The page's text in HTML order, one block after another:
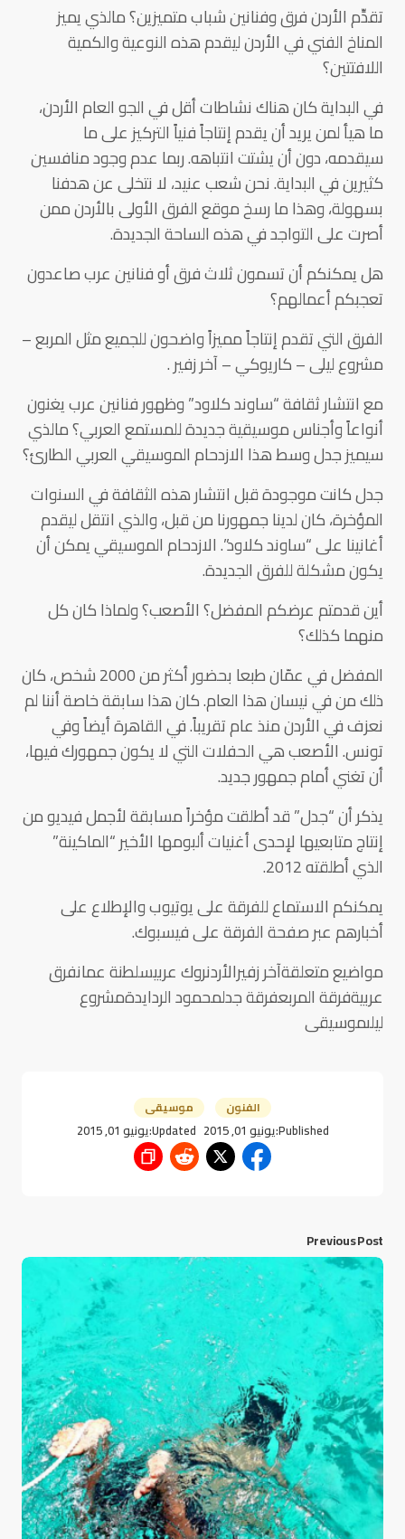
تقدِّم الأردن فرق وفنانين شباب متميزين؟ مالذي يميز
المناخ الفني في الأردن ليقدم هذه النوعية والكمية
اللافتتين؟
في البداية كان هناك نشاطات أقل في الجو العام الأردن،
ما هيأ لمن يريد أن يقدم إنتاجاً فنياً التركيز على ما
سيقدمه، دون أن يشتت انتباهه. ربما عدم وجود منافسين
كثيرين في البداية. نحن شعب عنيد، لا نتخلى عن هدفنا
بسهولة، وهذا ما رسخ موقع الفرق الأولى بالأردن ممن
أصرت على التواجد في هذه الساحة الجديدة.
هل يمكنكم أن تسمون ثلاث فرق أو فنانين عرب صاعدون
تعجبكم أعمالهم؟
الفرق التي تقدم إنتاجاً مميزاً واضحون للجميع مثل المربع –
مشروع ليلى – كاريوكي – آخر زفير .
مع انتشار ثقافة “ساوند كلاود” وظهور فنانين عرب يغنون
أنواعاً وأجناس موسيقية جديدة للمستمع العربي؟ مالذي
سيميز جدل وسط هذا الازدحام الموسيقي العربي الطارئ؟
جدل كانت موجودة قبل انتشار هذه الثقافة في السنوات
المؤخرة، كان لدينا جمهورنا من قبل، والذي انتقل ليقدم
أغانينا على “ساوند كلاود”. الازدحام الموسيقي يمكن أن
يكون مشكلة للفرق الجديدة.
أين قدمتم عرضكم المفضل؟ الأصعب؟ ولماذا كان كل
منهما كذلك؟
المفضل في عمّان طبعا بحضور أكثر من 2000 شخص، كان
ذلك من في نيسان هذا العام. كان هذا سابقة خاصة أننا لم
نعزف في الأردن منذ عام تقريباً. في القاهرة أيضاً وفي
تونس. الأصعب هي الحفلات التي لا يكون جمهورك فيها،
أن تغني أمام جمهور جديد.
يذكر أن “جدل” قد أطلقت مؤخراً مسابقة لأجمل فيديو من
إنتاج متابعيها لإحدى أغنيات ألبومها الأخير “الماكينة”
الذي أطلقته 2012.
يمكنكم الاستماع للفرقة على يوتيوب والإطلاع على
أخبارهم عبر صفحة الفرقة على فيسبوك.
مواضيع متعلقةآخر زفيرالأردنروك عربيسلطنة عمانفرق
عربيةفرقة المربعفرقة جدلمحمود الردايدةمشروع
ليلىموسيقى
الفنون موسيقى
Published:يونيو 01, 2015 Updated:يونيو 01, 2015
Previous Post